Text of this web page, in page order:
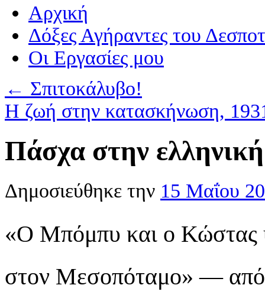
Αρχική
Δόξες Αγήραντες του
Οι Eργασίες μου
← Σπιτοκάλυβο!
Η ζωή στην κατασκήνωση,
Πάσχα στην
Δημοσιεύθηκε την 15 Μαΐου
«Ο Μπόμπυ και ο Κώστας
στον Μεσοπόταμο» —